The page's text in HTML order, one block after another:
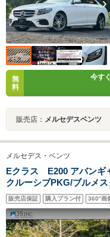
無
料
今す
販売店： メルセデスベンツ
メルセデス・ベンツ
Eクラス E200 アバンギ
クルーシブPKG/ブルメ
カメラ/パワートランク/
モリー/全席シートヒータ
正AW
販売店保証 購入プラン付 360°画